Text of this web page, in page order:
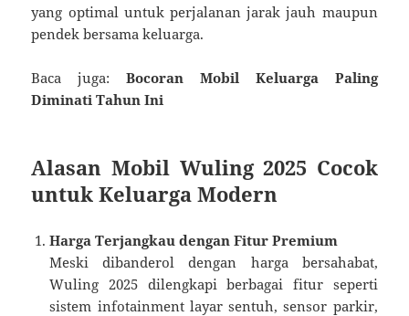
yang optimal untuk perjalanan jarak jauh maupun
pendek bersama keluarga.
Baca juga:Bocoran Mobil Keluarga Paling
Diminati Tahun Ini
Alasan Mobil Wuling 2025 Cocok
untuk Keluarga Modern
Harga Terjangkau dengan Fitur Premium
Meski dibanderol dengan harga bersahabat,
Wuling 2025 dilengkapi berbagai fitur seperti
sistem infotainment layar sentuh, sensor parkir,